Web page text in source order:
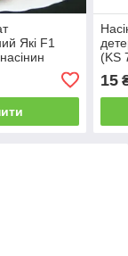
Які F1
(KS
15